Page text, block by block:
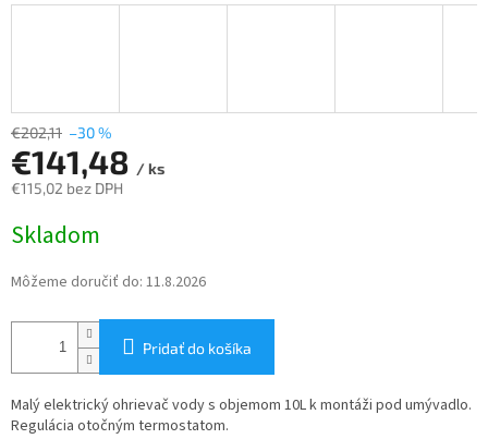
€202,11 –30 %
€141,48 / ks
€115,02 bez DPH
cena:
Skladom
Môžeme doručiť do: 11.8.2026
Pridať do košíka
Malý elektrický ohrievač vody s objemom 10L k montáži pod umývadlo.
Regulácia otočným termostatom.